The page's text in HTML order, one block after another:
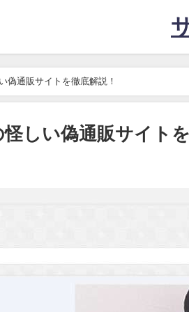
偽通販サイトを徹底解説！
怪しい偽通販サイト